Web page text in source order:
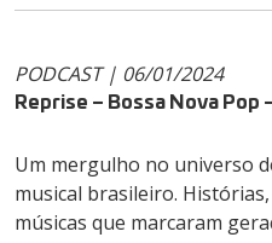
PODCAST | 06/01/2024
Reprise – Bossa Nova
Um mergulho no universo
musical brasileiro.
músicas que marcaram